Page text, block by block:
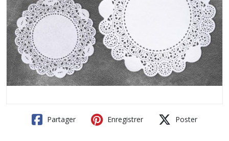
Partager Enregistrer Poster